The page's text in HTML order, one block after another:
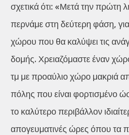
σχετικά ότι: «Μετά την
περνάμε στη δεύτερη φάση,
χώρου που θα καλύψει τις
δομής. Χρειαζόμαστε έναν
τμ με προαύλιο χώρο μακριά
πόλης που είναι φορτισμένο
το καλύτερο περιβάλλον
απογευματινές ώρες όπου τα